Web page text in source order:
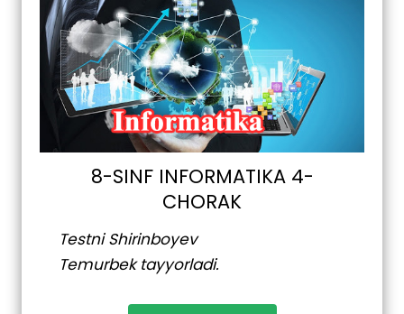
8-SINF INFORMATIKA 4-
CHORAK
Testni Shirinboyev
Temurbek tayyorladi.